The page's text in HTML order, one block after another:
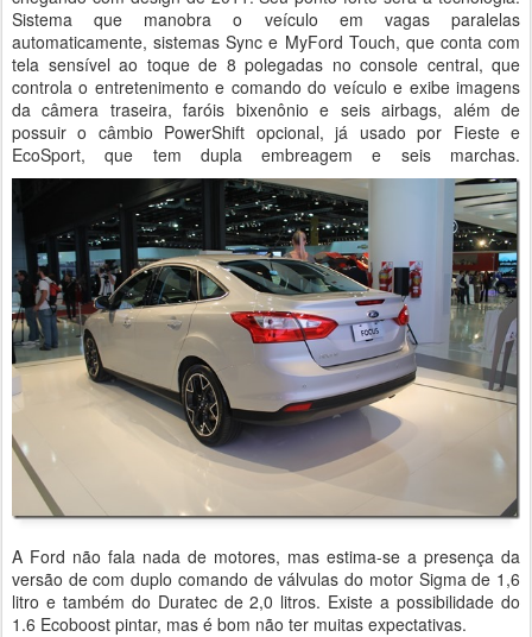
Sistema que manobra o veículo em vagas paralelas
automaticamente, sistemas Sync e MyFord Touch, que conta com
tela sensível ao toque de 8 polegadas no console central, que
controla o entretenimento e comando do veículo e exibe imagens
da câmera traseira, faróis bixenônio e seis airbags, além de
possuir o câmbio PowerShift opcional, já usado por Fieste e
EcoSport, que tem dupla embreagem e seis marchas.
A Ford não fala nada de motores, mas estima-se a presença da
versão de com duplo comando de válvulas do motor Sigma de 1,6
litro e também do Duratec de 2,0 litros. Existe a possibilidade do
1.6 Ecoboost pintar, mas é bom não ter muitas expectativas.